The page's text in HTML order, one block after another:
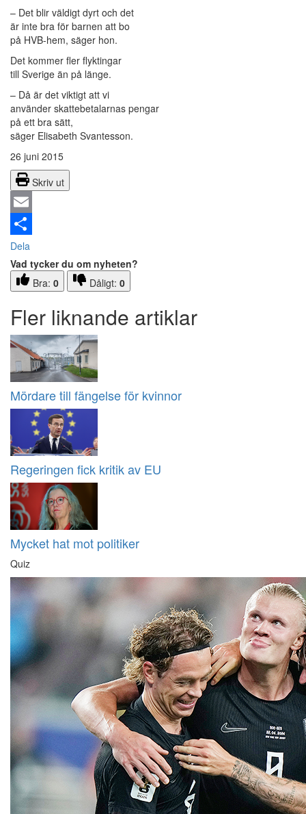
– Det blir väldigt dyrt och det
är inte bra för barnen att bo
på HVB-hem, säger hon.
Det kommer fler flyktingar
till Sverige än på länge.
– Då är det viktigt att vi
använder skattebetalarnas pengar
på ett bra sätt,
säger Elisabeth Svantesson.
26 juni 2015
Skriv ut
Email
Dela
Vad tycker du om nyheten?
Bra: 0 Dåligt: 0
Fler liknande artiklar
Mördare till fängelse för kvinnor
Regeringen fick kritik av EU
Mycket hat mot politiker
Quiz